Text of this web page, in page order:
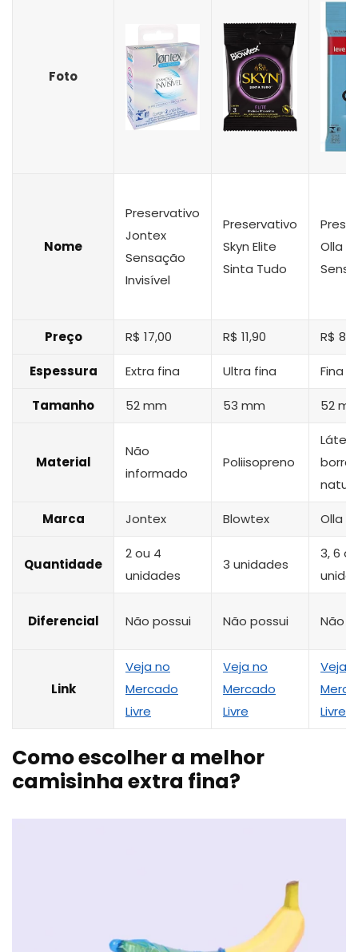
Foto
Nome
Preservativo
Jontex
Sensação
Invisível
Preservativo
Skyn Elite
Sinta Tudo
Olla
Preço R$ 17,00 R$ 11,90 R$
Espessura Extra fina Ultra fina Fina
Tamanho 52 mm 53 mm 52
Material
Não
informado
Poliisopreno
Látex
Marca Jontex Blowtex Olla
Quantidade
2 ou 4
unidades
3 unidades
3, 6
Diferencial Não possui Não possui Não
Link
Veja no
Mercado
Livre
Veja no
Mercado
Livre
Veja
Livre
Como escolher a melhor
camisinha extra fina?